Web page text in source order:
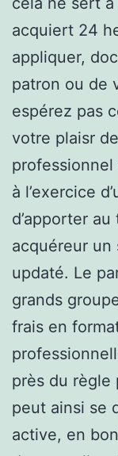
acquiert 24
appliquer,
patron ou de
espérez pas
votre plaisr
à l’exercice
d’apporter
acquéreur un
updaté. Le
grands
frais en
près du règle
peut ainsi se
active, en